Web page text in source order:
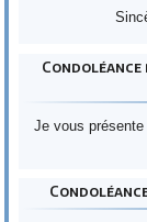
Condoléance
Je vous